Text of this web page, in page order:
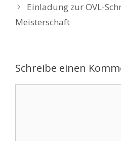
Einladung zur OVL-
Meisterschaft
Schreibe einen